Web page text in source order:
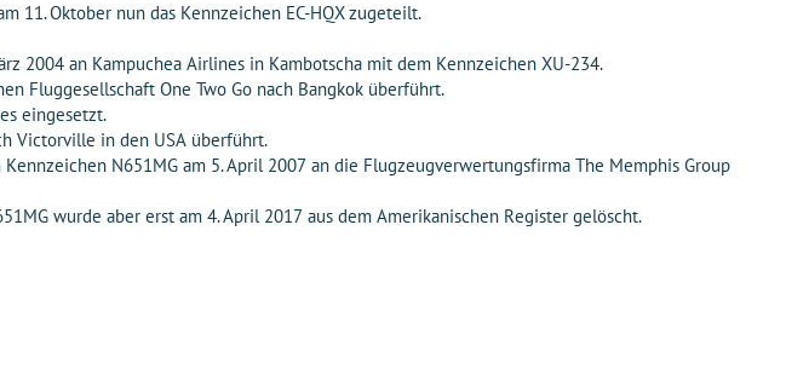
11. Oktober nun das Kennzeichen EC-HQX zugeteilt.
2004 an Kampuchea Airlines in Kambotscha mit dem Kennzeichen XU-234.
Fluggesellschaft One Two Go nach Bangkok überführt.
eingesetzt.
Victorville in den USA überführt.
N651MG am 5. April 2007 an die Flugzeugverwertungsfirma The Memphis Group
wurde aber erst am 4. April 2017 aus dem Amerikanischen Register gelöscht.